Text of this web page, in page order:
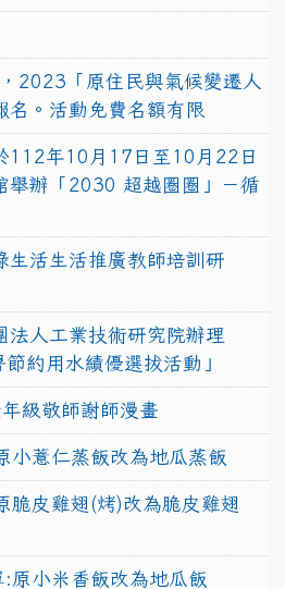
2023「原住民與氣候變遷人
名。活動免費名額有限
112年10月17日至10月22日
舉辦「2030 超越圈圈」－循
生活生活推廣教師培訓研
法人工業技術研究院辦理
約用水績優選拔活動」
級敬師謝師漫畫
小薏仁蒸飯改為地瓜蒸飯
脆皮雞翅(烤)改為脆皮雞翅
原小米香飯改為地瓜飯